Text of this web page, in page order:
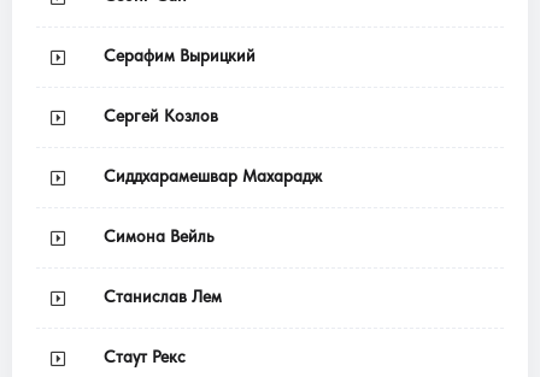
Серафим Вырицкий
Сергей Козлов
Сиддхарамешвар Махарадж
Симона Вейль
Станислав Лем
Стаут Рекс